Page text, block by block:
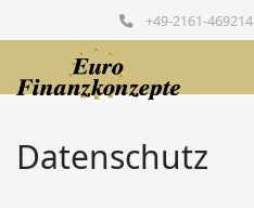
+49-2161-469214
Datenschutz